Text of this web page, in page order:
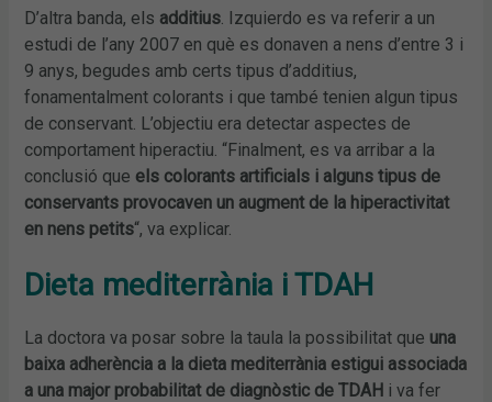
D’altra banda, els additius. Izquierdo es va referir a un
estudi de l’any 2007 en què es donaven a nens d’entre 3 i
9 anys, begudes amb certs tipus d’additius,
fonamentalment colorants i que també tenien algun tipus
de conservant. L’objectiu era detectar aspectes de
comportament hiperactiu. “Finalment, es va arribar a la
conclusió que els colorants artificials i alguns tipus de
conservants provocaven un augment de la hiperactivitat
en nens petits“, va explicar.
Dieta mediterrània i TDAH
La doctora va posar sobre la taula la possibilitat que una
baixa adherència a la dieta mediterrània estigui associada
a una major probabilitat de diagnòstic de TDAH i va fer